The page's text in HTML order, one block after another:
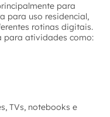
para
para uso residencial,
rotinas digitais.
para atividades como:
TVs, notebooks e